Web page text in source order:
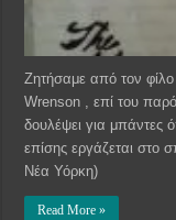
Ζητήσαμε από τον
Wrenson , επί του
δουλέψει για μπάντες
επίσης εργάζεται στο
Νέα Υόρκη)
Read More »